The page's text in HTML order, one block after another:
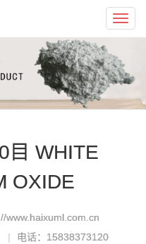
目 WHITE
OXIDE
www.haixuml.com.cn
电话：15838373120